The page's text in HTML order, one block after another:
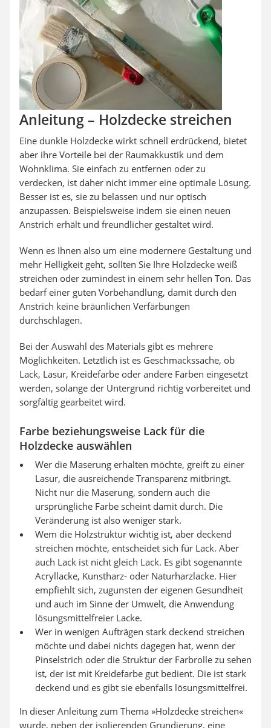
Anleitung – Holzdecke streichen
Eine dunkle Holzdecke wirkt schnell erdrückend, bietet
aber ihre Vorteile bei der Raumakkustik und dem
Wohnklima. Sie einfach zu entfernen oder zu
verdecken, ist daher nicht immer eine optimale Lösung.
Besser ist es, sie zu belassen und nur optisch
anzupassen. Beispielsweise indem sie einen neuen
Anstrich erhält und freundlicher gestaltet wird.
Wenn es Ihnen also um eine modernere Gestaltung und
mehr Helligkeit geht, sollten Sie Ihre Holzdecke weiß
streichen oder zumindest in einem sehr hellen Ton. Das
bedarf einer guten Vorbehandlung, damit durch den
Anstrich keine bräunlichen Verfärbungen
durchschlagen.
Bei der Auswahl des Materials gibt es mehrere
Möglichkeiten. Letztlich ist es Geschmackssache, ob
Lack, Lasur, Kreidefarbe oder andere Farben eingesetzt
werden, solange der Untergrund richtig vorbereitet und
sorgfältig gearbeitet wird.
Farbe beziehungsweise Lack für die
Holzdecke auswählen
Wer die Maserung erhalten möchte, greift zu einer
Lasur, die ausreichende Transparenz mitbringt.
Nicht nur die Maserung, sondern auch die
ursprüngliche Farbe scheint damit durch. Die
Veränderung ist also weniger stark.
Wem die Holzstruktur wichtig ist, aber deckend
streichen möchte, entscheidet sich für Lack. Aber
auch Lack ist nicht gleich Lack. Es gibt sogenannte
Acryllacke, Kunstharz- oder Naturharzlacke. Hier
empfiehlt sich, zugunsten der eigenen Gesundheit
und auch im Sinne der Umwelt, die Anwendung
lösungsmittelfreier Lacke.
Wer in wenigen Aufträgen stark deckend streichen
möchte und dabei nichts dagegen hat, wenn der
Pinselstrich oder die Struktur der Farbrolle zu sehen
ist, der ist mit Kreidefarbe gut bedient. Die ist stark
deckend und es gibt sie ebenfalls lösungsmittelfrei.
In dieser Anleitung zum Thema »Holzdecke streichen«
wurde, neben der isolierenden Grundierung, eine